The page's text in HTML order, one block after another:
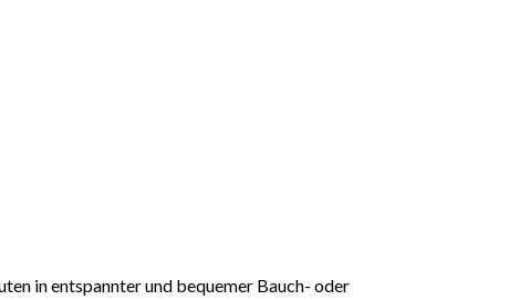
in entspannter und bequemer Bauch- oder